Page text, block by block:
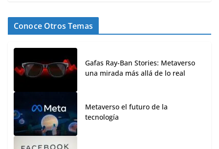
Conoce Otros Temas
Gafas Ray-Ban Stories: Metaverso
una mirada más allá de lo real
Metaverso el futuro de la
tecnología